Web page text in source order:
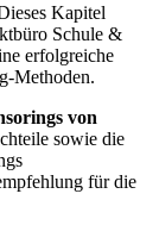
Kapitel
Schule &
erfolgreiche
Methoden.
von
sowie die
für die